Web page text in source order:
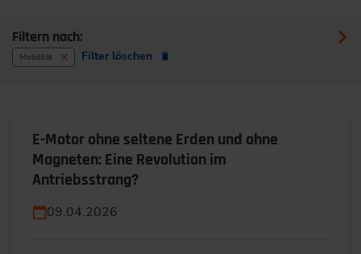
Filtern nach:
Mobilität Filter löschen
E-Motor ohne seltene Erden und ohne
Magneten: Eine Revolution im
Antriebsstrang?
09.04.2026